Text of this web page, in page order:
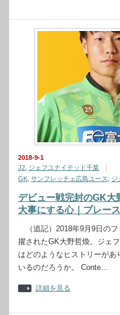
2018-9-1
J2 ジェフユナイテッド千葉
GK サンフレッチェ広島ユース ジ
デビュー戦完封のGK大
大事にする心｜プレー
（追記）2018年9月9日の
擢されたGK大野哲煥。ジェ
はどのようなヒストリーが
いるのだろうか。 Conte…
詳細を見る